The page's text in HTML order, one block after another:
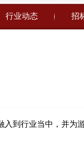
行业动态 招
入到行业当中，并为